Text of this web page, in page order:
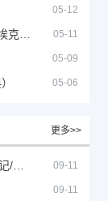
05-12
05-11
05-09
05-06
更多>>
09-11
09-11